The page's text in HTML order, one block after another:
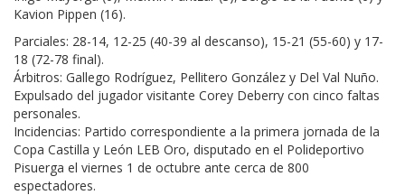
Kavion Pippen (16).
Parciales: 28-14, 12-25 (40-39 al descanso), 15-21 (55-60) y 17-
18 (72-78 final).
Árbitros: Gallego Rodríguez, Pellitero González y Del Val Nuño.
Expulsado del jugador visitante Corey Deberry con cinco faltas
personales.
Incidencias: Partido correspondiente a la primera jornada de la
Copa Castilla y León LEB Oro, disputado en el Polideportivo
Pisuerga el viernes 1 de octubre ante cerca de 800
espectadores.